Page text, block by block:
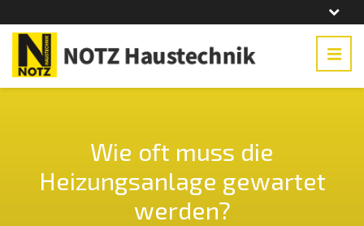
Wie oft muss die
Heizungsanlage gewartet
werden?